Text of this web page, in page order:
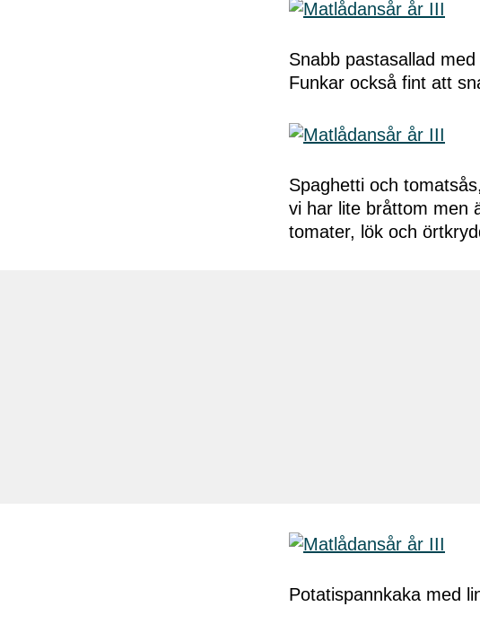
Snabb pastasallad
Funkar också fint att
Spaghetti och
vi har lite bråttom men
tomater, lök och
Potatispannkaka med